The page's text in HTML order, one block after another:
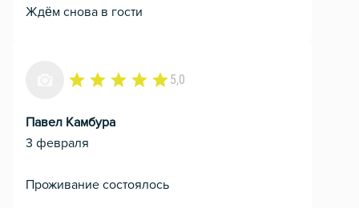
Ждём снова в гости
5,0
Павел Камбура
3 февраля
Проживание состоялось